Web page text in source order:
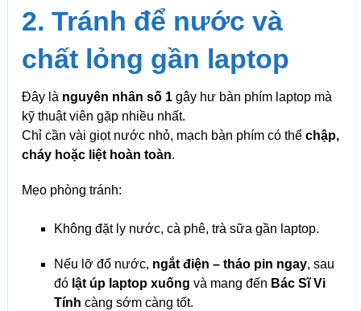
2. Tránh để nước và
chất lỏng gần laptop
Đây là nguyên nhân số 1gây hư bàn phím laptop mà
kỹ thuật viên gặp nhiều nhất.
Chỉ cần vài giọt nước nhỏ, mạch bàn phím có thể chập,
cháy hoặc liệt hoàn toàn.
Mẹo phòng tránh:
Không đặt ly nước, cà phê, trà sữa gần laptop.
Nếu lỡ đổ nước, ngắt điện – tháo pin ngay, sau
đó lật úp laptop xuống và mang đến Bác Sĩ Vi
Tính càng sớm càng tốt.